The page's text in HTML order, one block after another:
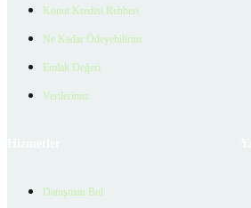
Konut Kredisi Rehberi
Ne Kadar Ödeyebilirim
Emlak Değeri
Verilerimiz
Danışman Bul